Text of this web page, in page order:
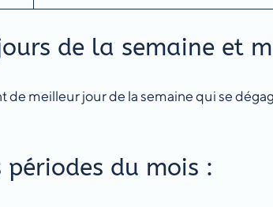
de la semaine et
de meilleur jour de la semaine qui se
périodes du mois :